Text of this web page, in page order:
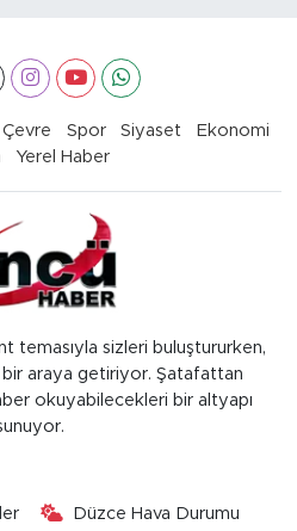
Çevre Spor Siyaset
Ekonomi
Yerel Haber
temasıyla sizleri buluştururken,
araya getiriyor. Şatafattan
okuyabilecekleri bir altyapı
Düzce Hava Durumu